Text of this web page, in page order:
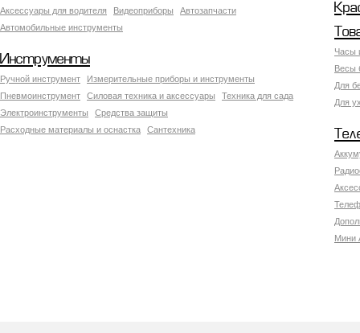
Аксессуары для водителя
Видеоприборы
Автозапчасти
Автомобильные инструменты
Часы
Весы
Для
Для
Инструменты
Ручной инструмент
Измерительные приборы и инструменты
Пневмоинструмент
Силовая техника и аксессуары
Техника для сада
Электроинструменты
Средства защиты
Расходные материалы и оснастка
Сантехника
Мини